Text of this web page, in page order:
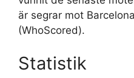
är segrar mot
(WhoScored).
Statistik